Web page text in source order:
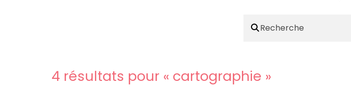
4 résultats pour « cartographie »